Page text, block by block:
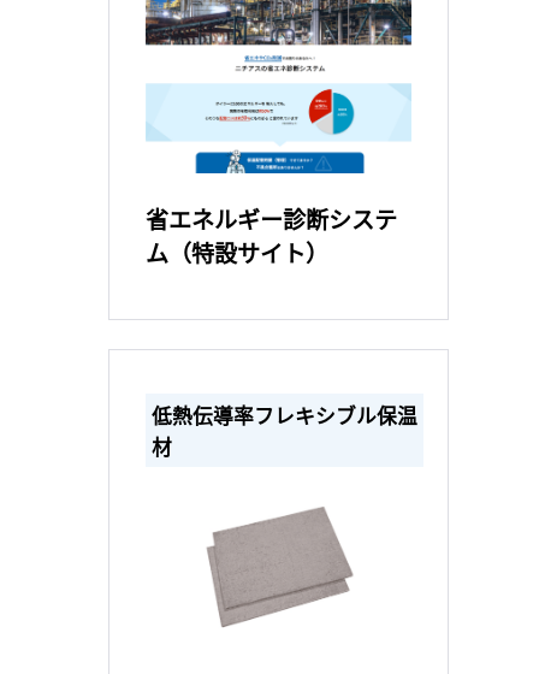
省エネルギー診断システ
ム（特設サイト）
低熱伝導率フレキシブル保温
材